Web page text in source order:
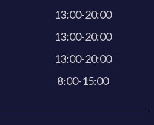
13:00-20:00
13:00-20:00
13:00-20:00
8:00-15:00